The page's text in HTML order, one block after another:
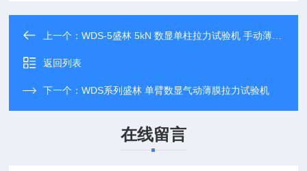
上一个：WDS-5盛林 5kN 数显单柱拉力试验机 手动薄膜夹具
返回列表
下一个：WDS系列盛林 单臂数显气动薄膜拉力试验机
在线留言